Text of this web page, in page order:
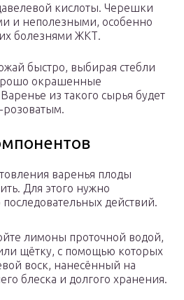
кислоты. Черешки
и неполезными, особенно
болезнями ЖКТ.
быстро, выбирая стебли
окрашенные
из такого сырья будет
розоватым.
варенья плоды
Для этого нужно
действий.
лимоны проточной водой,
щётку, с помощью которых
воск, нанесённый на
блеска и долгого хранения.